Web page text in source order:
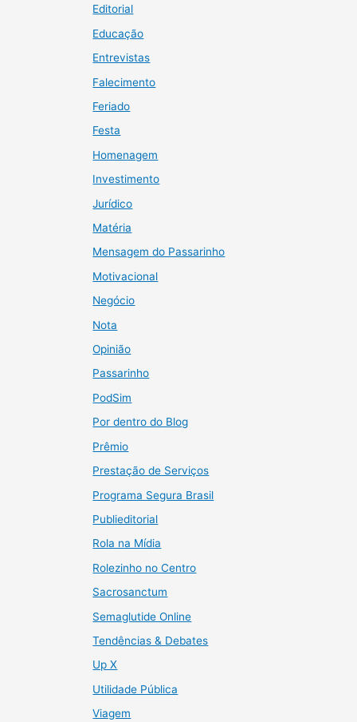
Editorial
Educação
Entrevistas
Falecimento
Feriado
Festa
Homenagem
Investimento
Jurídico
Matéria
Mensagem do Passarinho
Motivacional
Negócio
Nota
Opinião
Passarinho
PodSim
Por dentro do Blog
Prêmio
Prestação de Serviços
Programa Segura Brasil
Publieditorial
Rola na Mídia
Rolezinho no Centro
Sacrosanctum
Semaglutide Online
Tendências & Debates
Up X
Utilidade Pública
Viagem